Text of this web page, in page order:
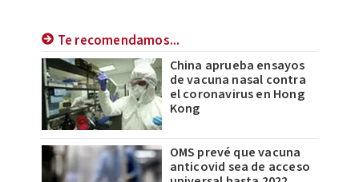
Te recomendamos...
China aprueba ensayos
de vacuna nasal contra
el coronavirus en Hong
Kong
OMS prevé que vacuna
anticovid sea de acceso